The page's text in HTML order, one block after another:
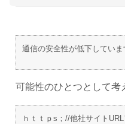
通信の安全性が低下してい
可能性のひとつとして考
ｈｔｔｐs；//他社サイト